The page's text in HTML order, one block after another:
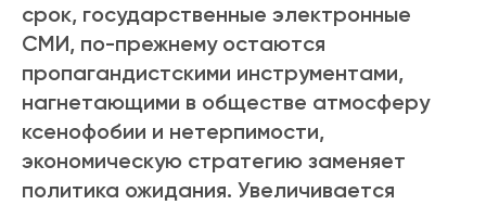
срок, государственные электронные
СМИ, по-прежнему остаются
пропагандистскими инструментами,
нагнетающими в обществе атмосферу
ксенофобии и нетерпимости,
экономическую стратегию заменяет
политика ожидания. Увеличивается